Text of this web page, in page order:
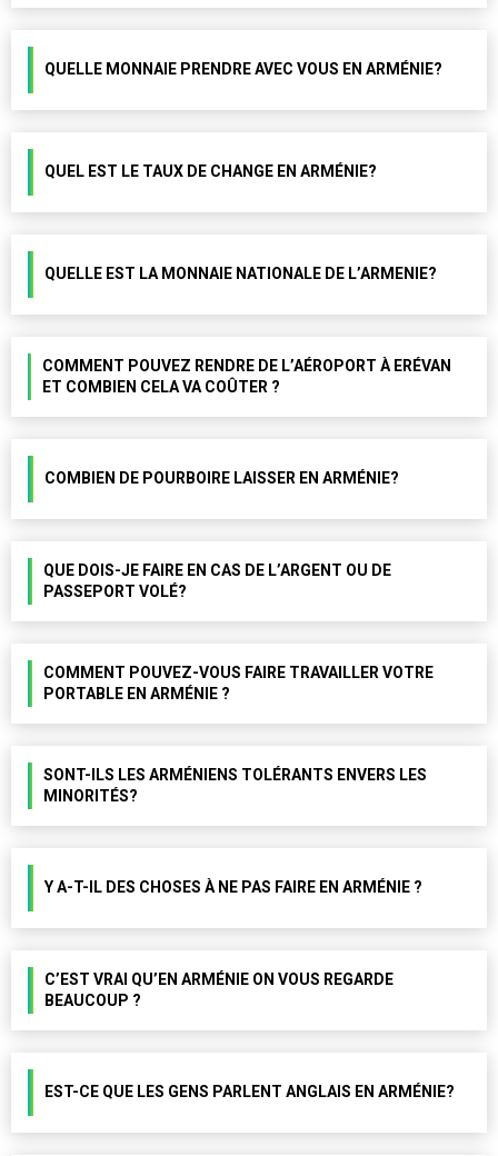
QUELLE MONNAIE PRENDRE AVEC VOUS EN ARMÉNIE?
QUEL EST LE TAUX DE CHANGE EN ARMÉNIE?
QUELLE EST LA MONNAIE NATIONALE DE L’ARMENIE?
COMMENT POUVEZ RENDRE DE L’AÉROPORT À ERÉVAN
ET COMBIEN CELA VA COÛTER ?
COMBIEN DE POURBOIRE LAISSER EN ARMÉNIE?
QUE DOIS-JE FAIRE EN CAS DE L’ARGENT OU DE
PASSEPORT VOLÉ?
COMMENT POUVEZ-VOUS FAIRE TRAVAILLER VOTRE
PORTABLE EN ARMÉNIE ?
SONT-ILS LES ARMÉNIENS TOLÉRANTS ENVERS LES
MINORITÉS?
Y A-T-IL DES CHOSES À NE PAS FAIRE EN ARMÉNIE ?
C’EST VRAI QU’EN ARMÉNIE ON VOUS REGARDE
BEAUCOUP ?
EST-CE QUE LES GENS PARLENT ANGLAIS EN ARMÉNIE?